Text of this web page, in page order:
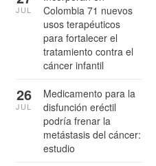
Colombia 71 nuevos
usos terapéuticos
para fortalecer el
tratamiento contra el
cáncer infantil
JUL
Medicamento para la
disfunción eréctil
podría frenar la
metástasis del cáncer:
estudio
26
JUL